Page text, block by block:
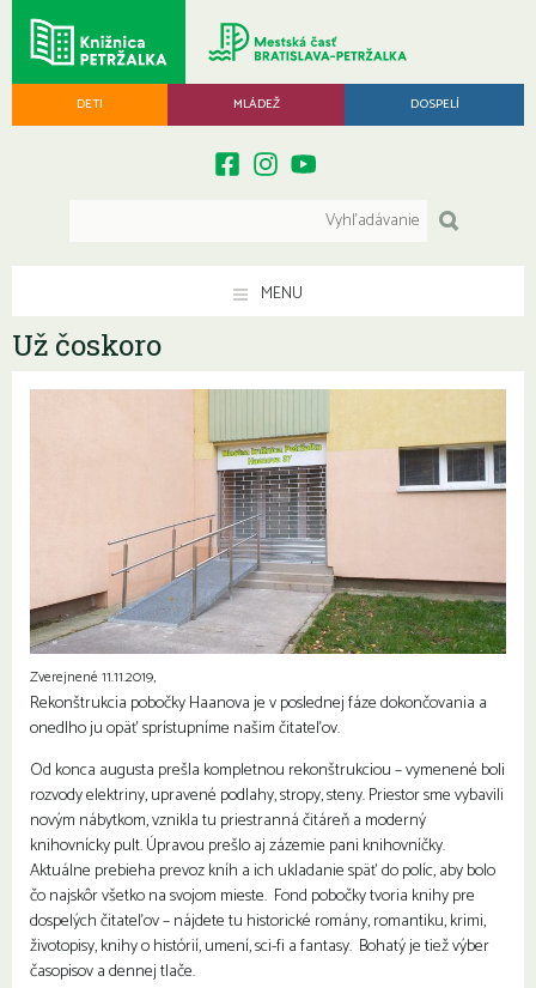
DETI MLÁDEŽ DOSPELÍ
MENU
Už čoskoro
Zverejnené 11.11.2019,
Rekonštrukcia pobočky Haanova je v poslednej fáze dokončovania a
onedlho ju opäť sprístupníme našim čitateľov.
Od konca augusta prešla kompletnou rekonštrukciou – vymenené boli
rozvody elektriny, upravené podlahy, stropy, steny. Priestor sme vybavili
novým nábytkom, vznikla tu priestranná čitáreň a moderný
knihovnícky pult. Úpravou prešlo aj zázemie pani knihovníčky.
Aktuálne prebieha prevoz kníh a ich ukladanie späť do políc, aby bolo
čo najskôr všetko na svojom mieste. Fond pobočky tvoria knihy pre
dospelých čitateľov – nájdete tu historické romány, romantiku, krimi,
životopisy, knihy o histórií, umení, sci-fi a fantasy. Bohatý je tiež výber
časopisov a dennej tlače.